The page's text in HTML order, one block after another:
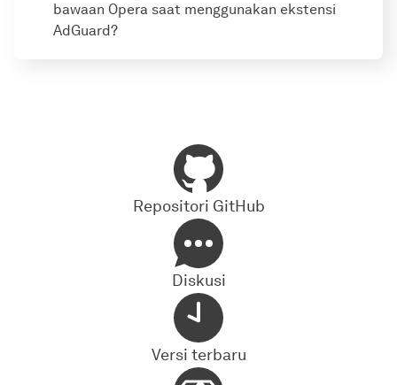
bawaan Opera saat menggunakan ekstensi
AdGuard?
Repositori GitHub
Diskusi
Versi terbaru